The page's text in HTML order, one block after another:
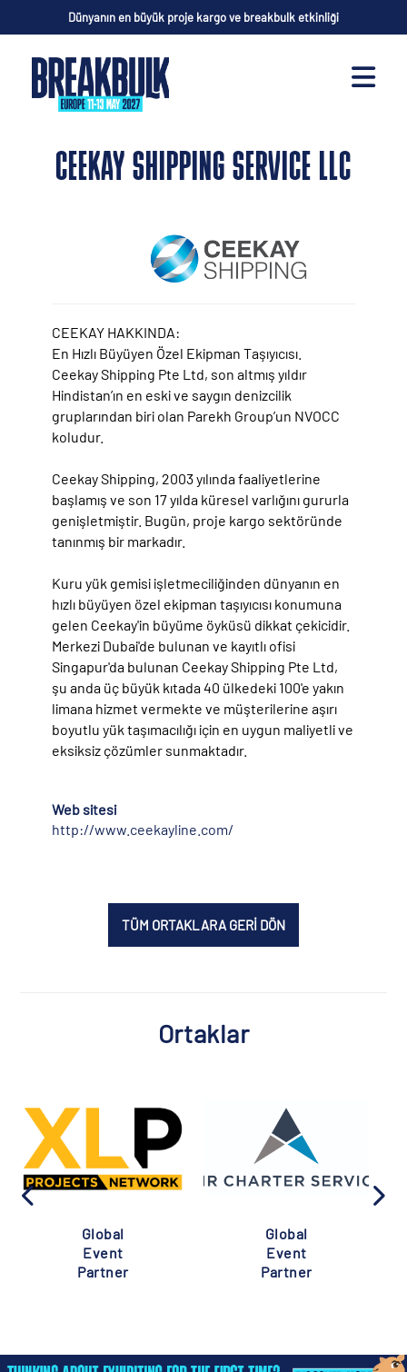
Dünyanın en büyük proje kargo ve breakbulk etkinliği
CEEKAY SHIPPING SERVICE LLC
CEEKAY HAKKINDA:
En Hızlı Büyüyen Özel Ekipman Taşıyıcısı.
Ceekay Shipping Pte Ltd, son altmış yıldır
Hindistan’ın en eski ve saygın denizcilik
gruplarından biri olan Parekh Group’un NVOCC
koludur.
Ceekay Shipping, 2003 yılında faaliyetlerine
başlamış ve son 17 yılda küresel varlığını gururla
genişletmiştir. Bugün, proje kargo sektöründe
tanınmış bir markadır.
Kuru yük gemisi işletmeciliğinden dünyanın en
hızlı büyüyen özel ekipman taşıyıcısı konumuna
gelen Ceekay'in büyüme öyküsü dikkat çekicidir.
Merkezi Dubai'de bulunan ve kayıtlı ofisi
Singapur'da bulunan Ceekay Shipping Pte Ltd,
şu anda üç büyük kıtada 40 ülkedeki 100'e yakın
limana hizmet vermekte ve müşterilerine aşırı
boyutlu yük taşımacılığı için en uygun maliyetli ve
eksiksiz çözümler sunmaktadır.
Web sitesi
http://www.ceekayline.com/
TÜM ORTAKLARA GERİ DÖN
Ortaklar
Global
Event
Partner
Global
Event
Partner